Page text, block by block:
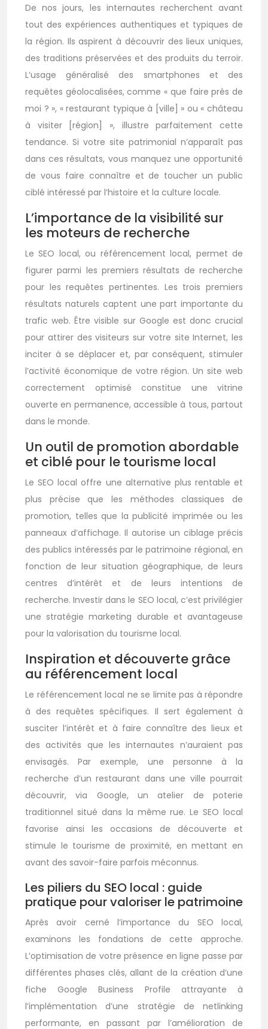
De nos jours, les internautes recherchent avant
tout des expériences authentiques et typiques de
la région. Ils aspirent à découvrir des lieux uniques,
des traditions préservées et des produits du terroir.
L’usage généralisé des smartphones et des
requêtes géolocalisées, comme « que faire près de
moi ? », « restaurant typique à [ville] » ou « château
à visiter [région] », illustre parfaitement cette
tendance. Si votre site patrimonial n’apparaît pas
dans ces résultats, vous manquez une opportunité
de vous faire connaître et de toucher un public
ciblé intéressé par l’histoire et la culture locale.
L’importance de la visibilité sur
les moteurs de recherche
Le SEO local, ou référencement local, permet de
figurer parmi les premiers résultats de recherche
pour les requêtes pertinentes. Les trois premiers
résultats naturels captent une part importante du
trafic web. Être visible sur Google est donc crucial
pour attirer des visiteurs sur votre site Internet, les
inciter à se déplacer et, par conséquent, stimuler
l’activité économique de votre région. Un site web
correctement optimisé constitue une vitrine
ouverte en permanence, accessible à tous, partout
dans le monde.
Un outil de promotion abordable
et ciblé pour le tourisme local
Le SEO local offre une alternative plus rentable et
plus précise que les méthodes classiques de
promotion, telles que la publicité imprimée ou les
panneaux d’affichage. Il autorise un ciblage précis
des publics intéressés par le patrimoine régional, en
fonction de leur situation géographique, de leurs
centres d’intérêt et de leurs intentions de
recherche. Investir dans le SEO local, c’est privilégier
une stratégie marketing durable et avantageuse
pour la valorisation du tourisme local.
Inspiration et découverte grâce
au référencement local
Le référencement local ne se limite pas à répondre
à des requêtes spécifiques. Il sert également à
susciter l’intérêt et à faire connaître des lieux et
des activités que les internautes n’auraient pas
envisagés. Par exemple, une personne à la
recherche d’un restaurant dans une ville pourrait
découvrir, via Google, un atelier de poterie
traditionnel situé dans la même rue. Le SEO local
favorise ainsi les occasions de découverte et
stimule le tourisme de proximité, en mettant en
avant des savoir-faire parfois méconnus.
Les piliers du SEO local : guide
pratique pour valoriser le patrimoine
Après avoir cerné l’importance du SEO local,
examinons les fondations de cette approche.
L’optimisation de votre présence en ligne passe par
différentes phases clés, allant de la création d’une
fiche Google Business Profile attrayante à
l’implémentation d’une stratégie de netlinking
performante, en passant par l’amélioration de